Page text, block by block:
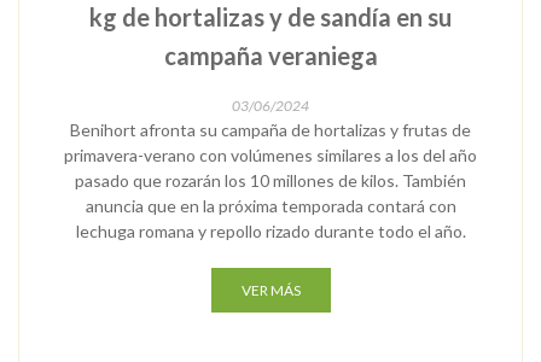
kg de hortalizas y de sandía en su
campaña veraniega
03/06/2024
Benihort afronta su campaña de hortalizas y frutas de
primavera-verano con volúmenes similares a los del año
pasado que rozarán los 10 millones de kilos. También
anuncia que en la próxima temporada contará con
lechuga romana y repollo rizado durante todo el año.
VER MÁS